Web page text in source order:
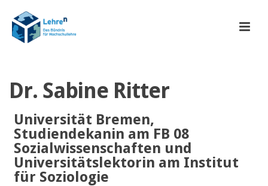
Dr. Sabine Ritter
Universität Bremen,
Studiendekanin am FB 08
Sozialwissenschaften und
Universitätslektorin am Institut
für Soziologie